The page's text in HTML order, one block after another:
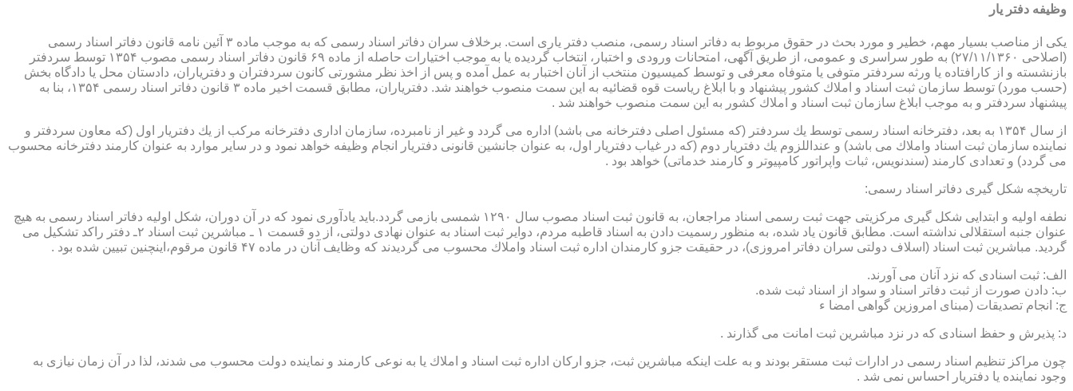
وظیفه دفتر یار
یكی از مناصب بسیار مهم، خطیر و مورد بحث در حقوق مربوط به دفاتر اسناد رسمی، منصب دفتر یاری است. برخلاف سران دفاتر اسناد رسمی كه به موجب ماده ۳ آئین نامه قانون دفاتر اسناد رسمی
(اصلاحی ۲۷/۱۱/۱۳۶۰) به طور سراسری و عمومی، از طریق آگهی، امتحانات ورودی و اختبار، انتخاب گردیده یا به موجب اختیارات حاصله از ماده ۶۹ قانون دفاتر اسناد رسمی مصوب ۱۳۵۴ توسط سردفتر
بازنشسته و از كارافتاده یا ورثه سردفتر متوفی یا متوفاه معرفی و توسط كمیسیون منتخب از آنان اختبار به عمل آمده و پس از اخذ نظر مشورتی كانون سردفتران و دفتریاران، دادستان محل یا دادگاه بخش
(حسب مورد) توسط سازمان ثبت اسناد و املاك كشور پیشنهاد و با ابلاغ ریاست قوه قضائیه به این سمت منصوب خواهند شد. دفتریاران، مطابق قسمت اخیر ماده ۳ قانون دفاتر اسناد رسمی ۱۳۵۴، بنا به
پیشنهاد سردفتر و به موجب ابلاغ سازمان ثبت اسناد و املاك كشور به این سمت منصوب خواهند شد .
از سال ۱۳۵۴ به بعد، دفترخانه اسناد رسمی توسط یك سردفتر (كه مسئول اصلی دفترخانه می باشد) اداره می گردد و غیر از نامبرده، سازمان اداری دفترخانه مركب از یك دفتریار اول (كه معاون سردفتر و
نماینده سازمان ثبت اسناد واملاك می باشد) و عنداللزوم یك دفتریار دوم (كه در غیاب دفتریار اول، به عنوان جانشین قانونی دفتریار انجام وظیفه خواهد نمود و در سایر موارد به عنوان كارمند دفترخانه محسوب
می گردد) و تعدادی كارمند (سندنویس، ثبات واپراتور كامپیوتر و كارمند خدماتی) خواهد بود .
تاریخچه شكل گیری دفاتر اسناد رسمی:
نطفه اولیه و ابتدایی شكل گیری مركزیتی جهت ثبت رسمی اسناد مراجعان، به قانون ثبت اسناد مصوب سال ۱۲۹۰ شمسی بازمی گردد.باید یادآوری نمود كه در آن دوران، شكل اولیه دفاتر اسناد رسمی به هیچ
عنوان جنبه استقلالی نداشته است. مطابق قانون یاد شده، به منظور رسمیت دادن به اسناد قاطبه مردم، دوایر ثبت اسناد به عنوان نهادی دولتی، از دو قسمت ۱ ـ مباشرین ثبت اسناد ۲ـ دفتر راكد تشكیل می
گردید. مباشرین ثبت اسناد (اسلاف دولتی سران دفاتر امروزی)، در حقیقت جزو كارمندان اداره ثبت اسناد واملاك محسوب می گردیدند كه وظایف آنان در ماده ۴۷ قانون مرقوم،اینچنین تبیین شده بود .
الف: ثبت اسنادی كه نزد آنان می آورند.
ب: دادن صورت از ثبت دفاتر اسناد و سواد از اسناد ثبت شده.
ج: انجام تصدیقات (مبنای امروزین گواهی امضا ء
د: پذیرش و حفظ اسنادی كه در نزد مباشرین ثبت امانت می گذارند .
چون مراكز تنظیم اسناد رسمی در ادارات ثبت مستقر بودند و به علت اینكه مباشرین ثبت، جزو اركان اداره ثبت اسناد و املاك یا به نوعی كارمند و نماینده دولت محسوب می شدند، لذا در آن زمان نیازی به
وجود نماینده یا دفتریار احساس نمی شد .